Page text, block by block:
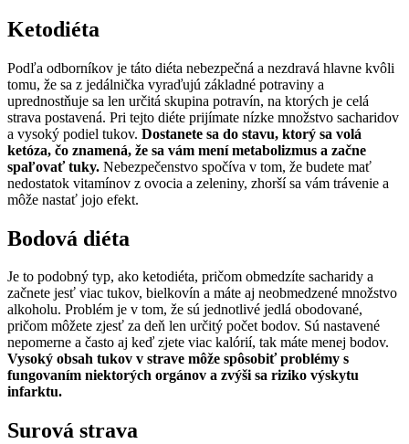
Ketodiéta
Podľa odborníkov je táto diéta nebezpečná a nezdravá hlavne kvôli
tomu, že sa z jedálnička vyraďujú základné potraviny a
uprednostňuje sa len určitá skupina potravín, na ktorých je celá
strava postavená. Pri tejto diéte prijímate nízke množstvo sacharidov
a vysoký podiel tukov. Dostanete sa do stavu, ktorý sa volá
ketóza, čo znamená, že sa vám mení metabolizmus a začne
spaľovať tuky. Nebezpečenstvo spočíva v tom, že budete mať
nedostatok vitamínov z ovocia a zeleniny, zhorší sa vám trávenie a
môže nastať jojo efekt.
Bodová diéta
Je to podobný typ, ako ketodiéta, pričom obmedzíte sacharidy a
začnete jesť viac tukov, bielkovín a máte aj neobmedzené množstvo
alkoholu. Problém je v tom, že sú jednotlivé jedlá obodované,
pričom môžete zjesť za deň len určitý počet bodov. Sú nastavené
nepomerne a často aj keď zjete viac kalórií, tak máte menej bodov.
Vysoký obsah tukov v strave môže spôsobiť problémy s
fungovaním niektorých orgánov a zvýši sa riziko výskytu
infarktu.
Surová strava